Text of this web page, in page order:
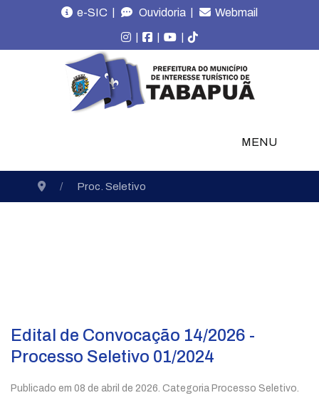
e-SIC | Ouvidoria | Webmail
| | |
MENU
Proc. Seletivo
Edital de Convocação 14/2026 -
Processo Seletivo 01/2024
Publicado em 08 de abril de 2026 . Categoria Processo Seletivo.